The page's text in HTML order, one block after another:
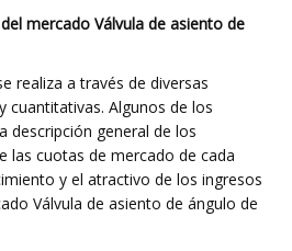
mercado Válvula de asiento de
realiza a través de diversas
cuantitativas. Algunos de los
descripción general de los
las cuotas de mercado de cada
y el atractivo de los ingresos
Válvula de asiento de ángulo de